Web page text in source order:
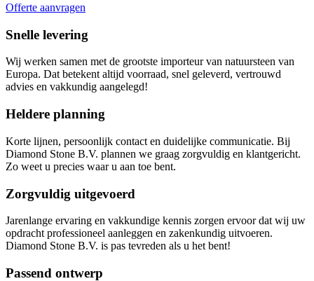
Offerte aanvragen
Snelle levering
Wij werken samen met de grootste importeur van natuursteen van
Europa. Dat betekent altijd voorraad, snel geleverd, vertrouwd
advies en vakkundig aangelegd!
Heldere planning
Korte lijnen, persoonlijk contact en duidelijke communicatie. Bij
Diamond Stone B.V. plannen we graag zorgvuldig en klantgericht.
Zo weet u precies waar u aan toe bent.
Zorgvuldig uitgevoerd
Jarenlange ervaring en vakkundige kennis zorgen ervoor dat wij uw
opdracht professioneel aanleggen en zakenkundig uitvoeren.
Diamond Stone B.V. is pas tevreden als u het bent!
Passend ontwerp